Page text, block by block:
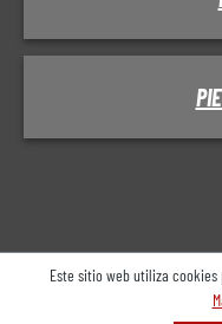
Este sitio web utiliza